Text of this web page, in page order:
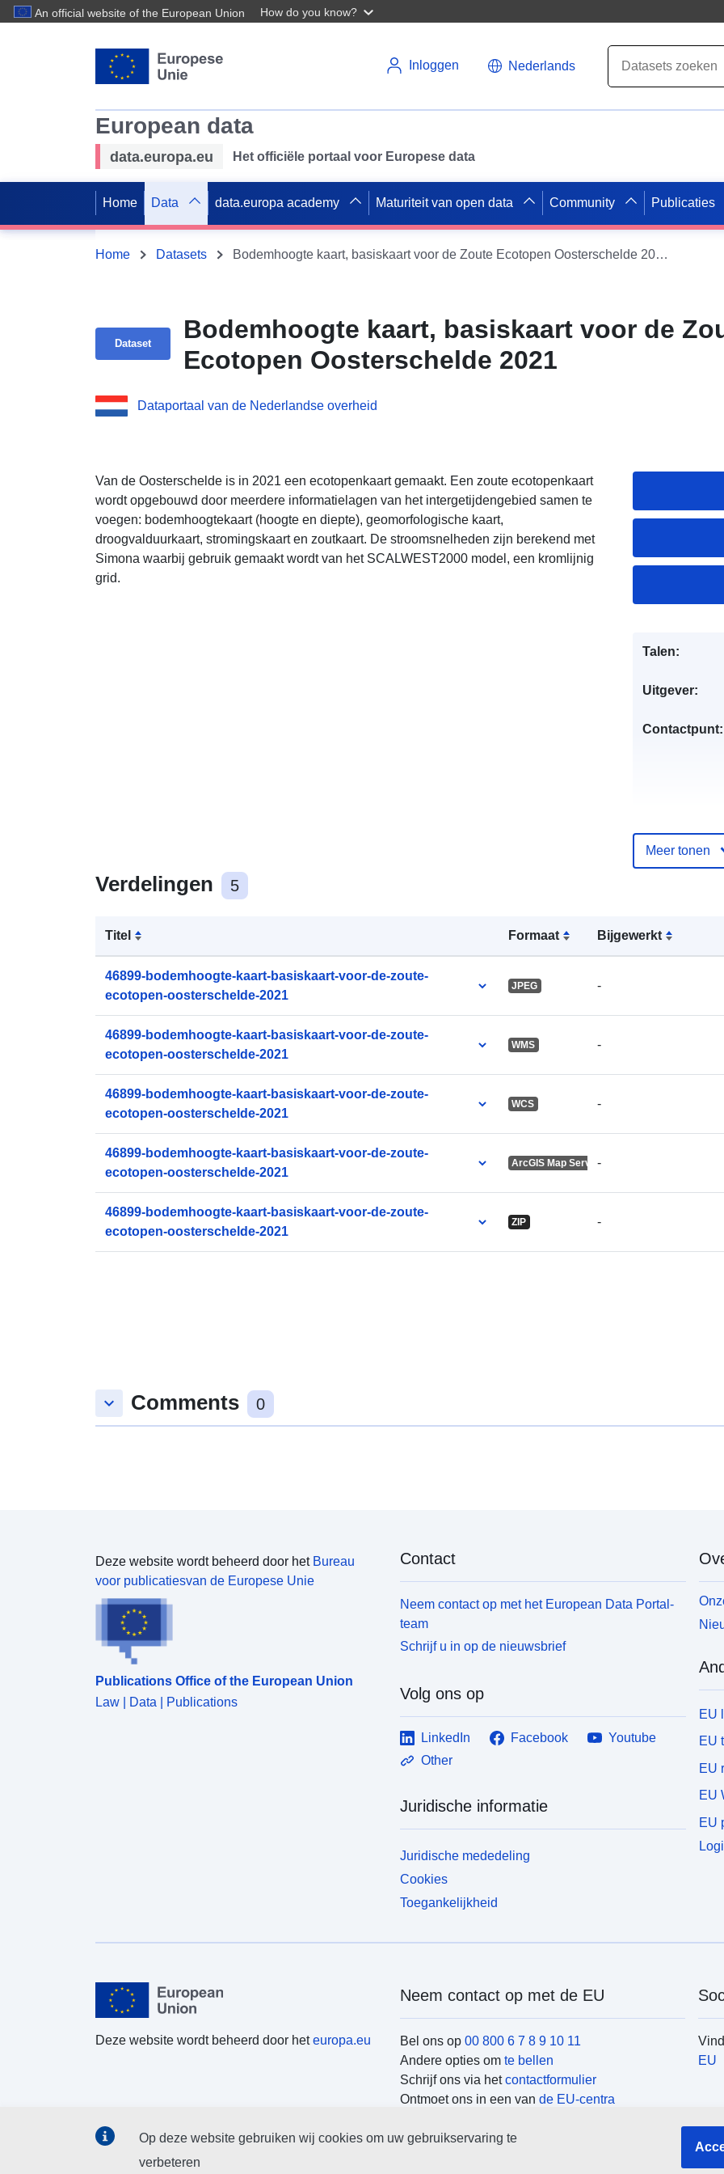
An official website of the European Union How do you know?
Inloggen Nederlands
European data
data.europa.eu Het officiële portaal voor Europese data
Home Data data.europa academy Maturiteit van open data Community Publicaties
Home Datasets Bodemhoogte kaart, basiskaart voor de Zoute Ecotopen Oosterschelde 2021
Dataset
Bodemhoogte kaart, basiskaart voor de
Ecotopen Oosterschelde 2021
Dataportaal van de Nederlandse overheid
Van de Oosterschelde is in 2021 een ecotopenkaart gemaakt. Een zoute ecotopenkaart
wordt opgebouwd door meerdere informatielagen van het intergetijdengebied samen te
voegen: bodemhoogtekaart (hoogte en diepte), geomorfologische kaart,
droogvalduurkaart, stromingskaart en zoutkaart. De stroomsnelheden zijn berekend met
Simona waarbij gebruik gemaakt wordt van het SCALWEST2000 model, een kromlijnig
grid.
Verdelingen 5
Titel Formaat Bijgewerkt
46899-bodemhoogte-kaart-basiskaart-voor-de-zoute-
ecotopen-oosterschelde-2021
JPEG -
46899-bodemhoogte-kaart-basiskaart-voor-de-zoute-
ecotopen-oosterschelde-2021
WMS -
46899-bodemhoogte-kaart-basiskaart-voor-de-zoute-
ecotopen-oosterschelde-2021
WCS -
46899-bodemhoogte-kaart-basiskaart-voor-de-zoute-
ecotopen-oosterschelde-2021
ArcGIS Map Service
-
46899-bodemhoogte-kaart-basiskaart-voor-de-zoute-
ecotopen-oosterschelde-2021
ZIP -
Talen:
Uitgever:
Contactpunt:
:
uriRef:
Meer tonen
keyboard_arrow_down Comments 0
Deze website wordt beheerd door het Bureau
voor publicatiesvan de Europese Unie
Publications Office of the European Union
Law | Data | Publications
Contact
Neem contact op met het European Data Portal-
team
Schrijf u in op de nieuwsbrief
Volg ons op
LinkedIn Facebook
Youtube
Other
Juridische informatie
Juridische mededeling
Cookies
Toegankelijkheid
EU
EU
EU
EU
EU
Deze website wordt beheerd door heteuropa.eu
Neem contact op met de EU
Bel ons op 00 800 6 7 8 9 10 11
Andere opties om te bellen
Schrijf ons via hetcontactformulier
Ontmoet ons in een van de EU-centra
EU
Op deze website gebruiken wij cookies om uw gebruikservaring te
verbeteren